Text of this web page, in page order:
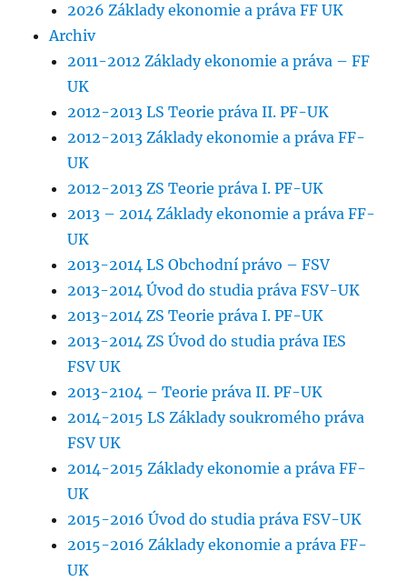
2026 Základy ekonomie a práva FF UK
Archiv
2011-2012 Základy ekonomie a práva – FF
UK
2012-2013 LS Teorie práva II. PF-UK
2012-2013 Základy ekonomie a práva FF-
UK
2012-2013 ZS Teorie práva I. PF-UK
2013 – 2014 Základy ekonomie a práva FF-
UK
2013-2014 LS Obchodní právo – FSV
2013-2014 Úvod do studia práva FSV-UK
2013-2014 ZS Teorie práva I. PF-UK
2013-2014 ZS Úvod do studia práva IES
FSV UK
2013-2104 – Teorie práva II. PF-UK
2014-2015 LS Základy soukromého práva
FSV UK
2014-2015 Základy ekonomie a práva FF-
UK
2015-2016 Úvod do studia práva FSV-UK
2015-2016 Základy ekonomie a práva FF-
UK